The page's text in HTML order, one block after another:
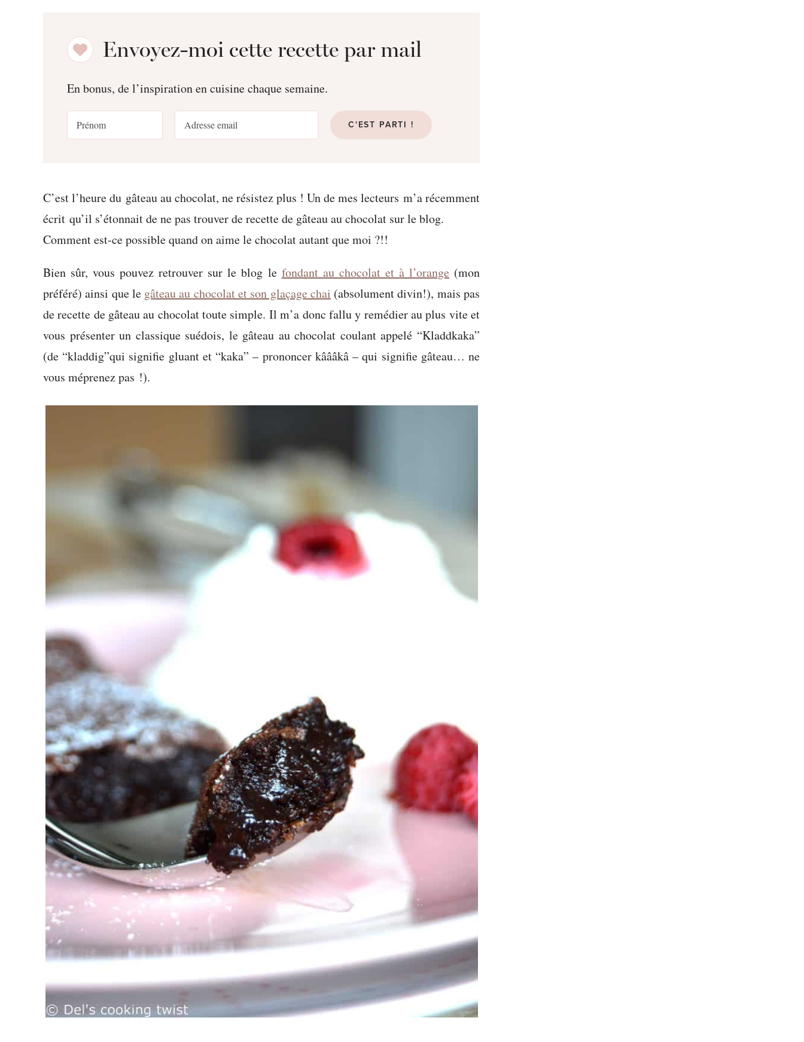
Envoyez-moi cette recette par mail
En bonus, de l’inspiration en cuisine chaque semaine.
C'EST PARTI !
C’est l’heure du gâteau au chocolat, ne résistez plus ! Un de mes lecteurs m’a récemment
écrit qu’il s’étonnait de ne pas trouver de recette de gâteau au chocolat sur le blog.
Comment est-ce possible quand on aime le chocolat autant que moi ?!!
Bien sûr, vous pouvez retrouver sur le blog le fondant au chocolat et à l’orange (mon
préféré) ainsi que le gâteau au chocolat et son glaçage chai (absolument divin!), mais pas
de recette de gâteau au chocolat toute simple. Il m’a donc fallu y remédier au plus vite et
vous présenter un classique suédois, le gâteau au chocolat coulant appelé “Kladdkaka”
(de “kladdig”qui signifie gluant et “kaka” – prononcer kâââkâ – qui signifie gâteau… ne
vous méprenez pas !).